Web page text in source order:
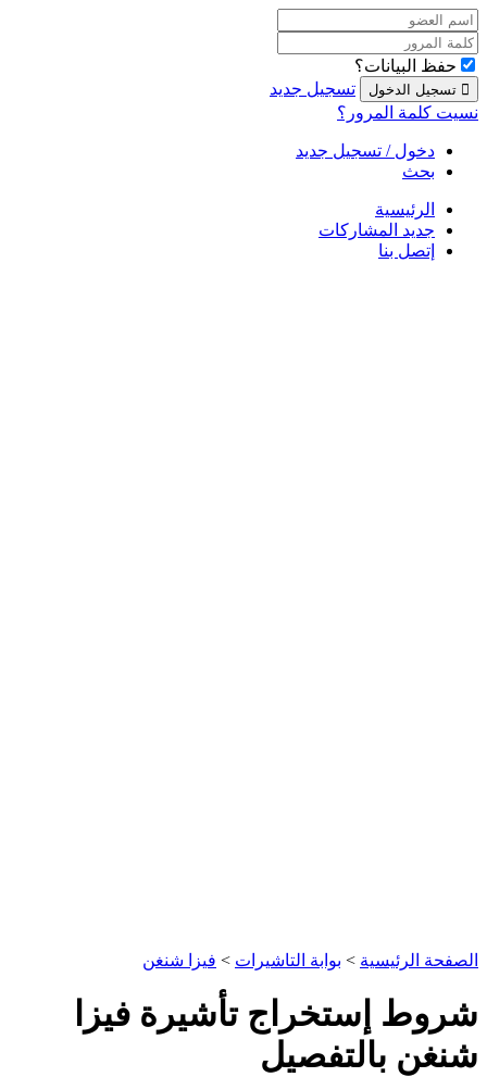
حفظ البيانات؟
تسجيل جديد
نسيت كلمة المرور؟
دخول / تسجيل جديد
بحث
الرئيسية
جديد المشاركات
إتصل بنا
الصفحة الرئيسية > بوابة التاشيرات > فيزا شنغن
شروط إستخراج تأشيرة فيزا
شنغن بالتفصيل